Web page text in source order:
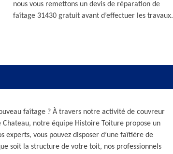
nous vous remettons un devis de réparation de
faîtage 31430 gratuit avant d’effectuer les travaux.
faîtage ? À travers notre activité de couvreur
notre équipe Histoire Toiture propose un
experts, vous pouvez disposer d’une faîtière de
soit la structure de votre toit, nos professionnels